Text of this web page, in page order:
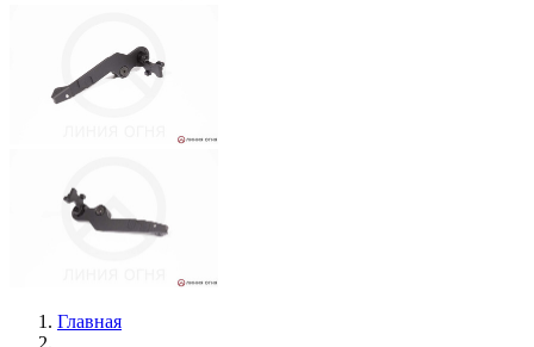
Главная